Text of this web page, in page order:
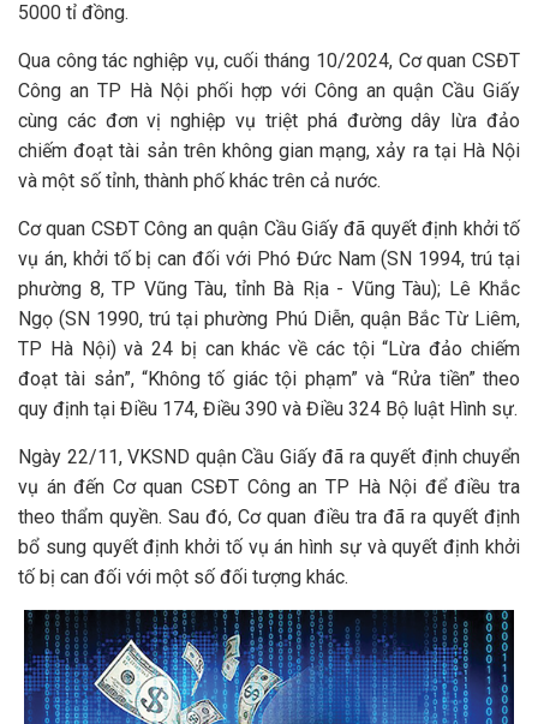
5000 tỉ đồng.
Qua công tác nghiệp vụ, cuối tháng 10/2024, Cơ quan CSĐT
Công an TP Hà Nội phối hợp với Công an quận Cầu Giấy
cùng các đơn vị nghiệp vụ triệt phá đường dây lừa đảo
chiếm đoạt tài sản trên không gian mạng, xảy ra tại Hà Nội
và một số tỉnh, thành phố khác trên cả nước.
Cơ quan CSĐT Công an quận Cầu Giấy đã quyết định khởi tố
vụ án, khởi tố bị can đối với Phó Đức Nam (SN 1994, trú tại
phường 8, TP Vũng Tàu, tỉnh Bà Rịa - Vũng Tàu); Lê Khắc
Ngọ (SN 1990, trú tại phường Phú Diễn, quận Bắc Từ Liêm,
TP Hà Nội) và 24 bị can khác về các tội “Lừa đảo chiếm
đoạt tài sản”, “Không tố giác tội phạm” và “Rửa tiền” theo
quy định tại Điều 174, Điều 390 và Điều 324 Bộ luật Hình sự.
Ngày 22/11, VKSND quận Cầu Giấy đã ra quyết định chuyển
vụ án đến Cơ quan CSĐT Công an TP Hà Nội để điều tra
theo thẩm quyền. Sau đó, Cơ quan điều tra đã ra quyết định
bổ sung quyết định khởi tố vụ án hình sự và quyết định khởi
tố bị can đối với một số đối tượng khác.